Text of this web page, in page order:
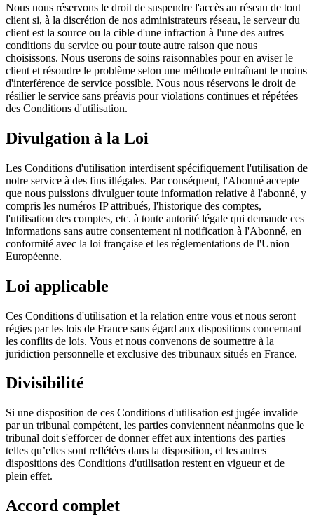
Nous nous réservons le droit de suspendre l'accès au réseau de tout
client si, à la discrétion de nos administrateurs réseau, le serveur du
client est la source ou la cible d'une infraction à l'une des autres
conditions du service ou pour toute autre raison que nous
choisissons. Nous userons de soins raisonnables pour en aviser le
client et résoudre le problème selon une méthode entraînant le moins
d'interférence de service possible. Nous nous réservons le droit de
résilier le service sans préavis pour violations continues et répétées
des Conditions d'utilisation.
Divulgation à la Loi
Les Conditions d'utilisation interdisent spécifiquement l'utilisation de
notre service à des fins illégales. Par conséquent, l'Abonné accepte
que nous puissions divulguer toute information relative à l'abonné, y
compris les numéros IP attribués, l'historique des comptes,
l'utilisation des comptes, etc. à toute autorité légale qui demande ces
informations sans autre consentement ni notification à l'Abonné, en
conformité avec la loi française et les réglementations de l'Union
Européenne.
Loi applicable
Ces Conditions d'utilisation et la relation entre vous et nous seront
régies par les lois de France sans égard aux dispositions concernant
les conflits de lois. Vous et nous convenons de soumettre à la
juridiction personnelle et exclusive des tribunaux situés en France.
Divisibilité
Si une disposition de ces Conditions d'utilisation est jugée invalide
par un tribunal compétent, les parties conviennent néanmoins que le
tribunal doit s'efforcer de donner effet aux intentions des parties
telles qu’elles sont reflétées dans la disposition, et les autres
dispositions des Conditions d'utilisation restent en vigueur et de
plein effet.
Accord complet